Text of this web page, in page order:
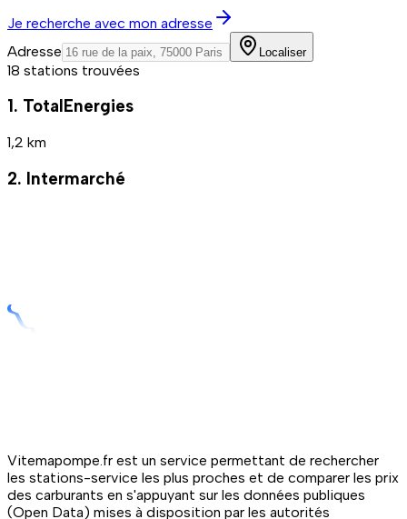
Je recherche avec mon adresse
Adresse
Localiser
18 stations trouvées
1. TotalEnergies
1,2 km
2. Intermarché
Vitemapompe.fr est un service permettant de rechercher
les stations-service les plus proches et de comparer les prix
des carburants en s'appuyant sur les données publiques
(Open Data) mises à disposition par les autorités